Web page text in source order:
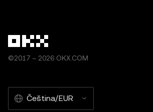
©2017 – 2026 OKX.COM
Čeština/EUR